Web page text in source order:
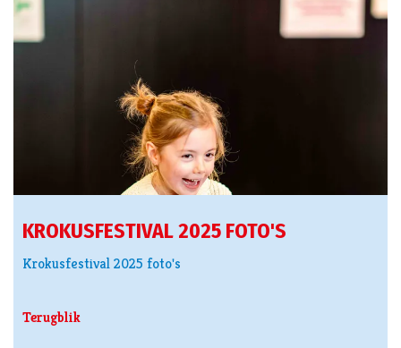
KROKUSFESTIVAL 2025 FOTO'S
Krokusfestival 2025 foto's
Terugblik